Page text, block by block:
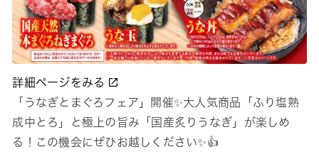
詳細ページをみる
「うなぎとまぐろフェア」開催✨大人気商品「ふり塩熟
成中とろ」と極上の旨み「国産炙りうなぎ」が楽しめ
る！この機会にぜひお越しください✨👍